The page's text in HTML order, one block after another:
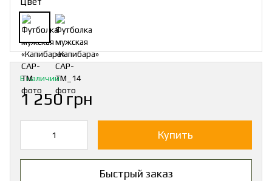
В наличии
1 250 грн
Купить
Быстрый заказ